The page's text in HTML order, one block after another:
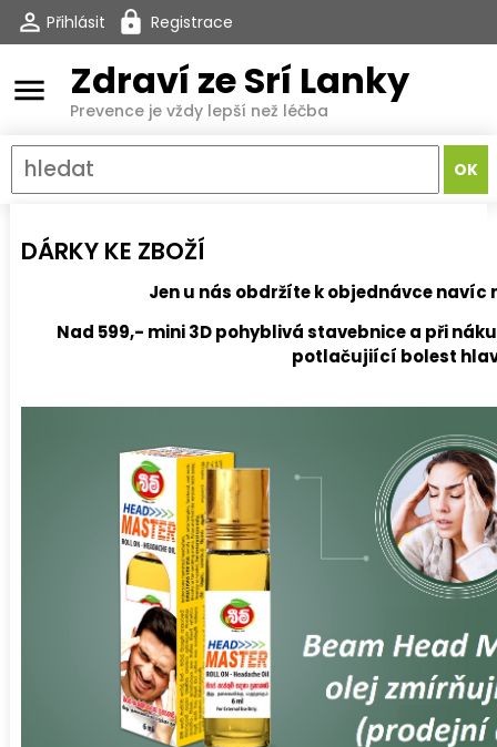
Přihlásit Registrace
menu Zdraví ze Srí Lanky
Prevence je vždy lepší než léčba
DÁRKY KE ZBOŽÍ
Jen u nás obdržíte k objednávce navíc
Nad 599,- mini 3D pohyblivá stavebnice a při
potlačujiící bolest